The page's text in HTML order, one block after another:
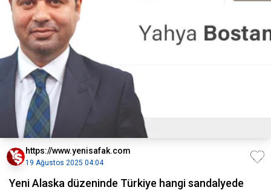
https://www.yenisafak.com
19 Ağustos 2025 04:04
Yeni Alaska düzeninde Türkiye hangi sandalyede